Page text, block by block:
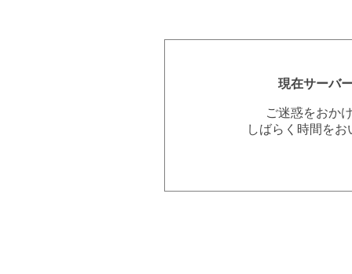
現在サーバ
ご迷惑をおか
しばらく時間を